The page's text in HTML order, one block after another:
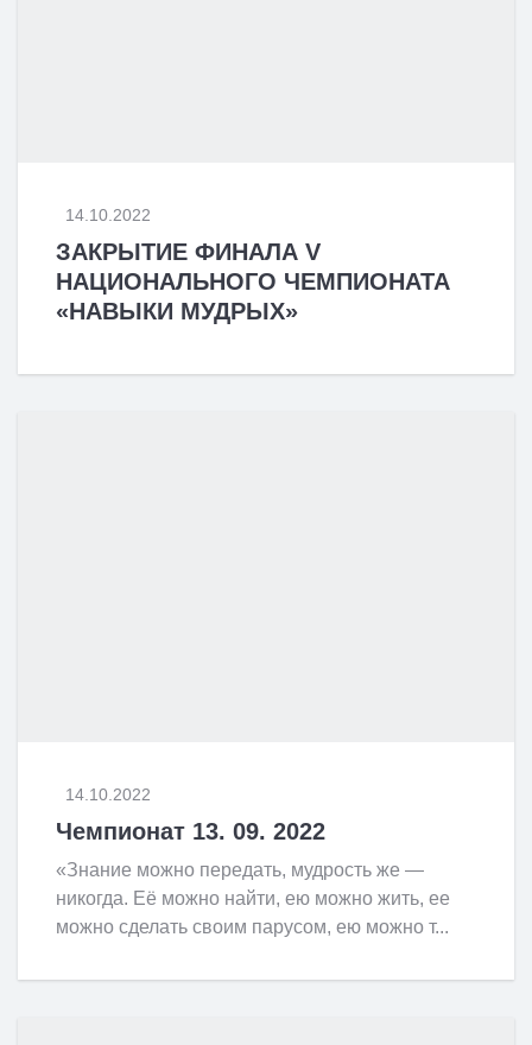
14.10.2022
ЗАКРЫТИЕ ФИНАЛА V
НАЦИОНАЛЬНОГО ЧЕМПИОНАТА
«НАВЫКИ МУДРЫХ»
14.10.2022
Чемпионат 13. 09. 2022
«Знание можно передать, мудрость же —
никогда. Её можно найти, ею можно жить, ее
можно сделать своим парусом, ею можно т...